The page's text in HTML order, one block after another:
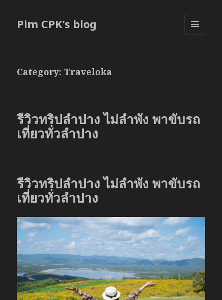
Pim CPK’s blog
Category: Traveloka
รีวิวทริปลำปาง ไม่ลำพัง พาขับรถ
เที่ยวทั่วลำปาง
รีวิวทริปลำปาง ไม่ลำพัง พาขับรถ
เที่ยวทั่วลำปาง